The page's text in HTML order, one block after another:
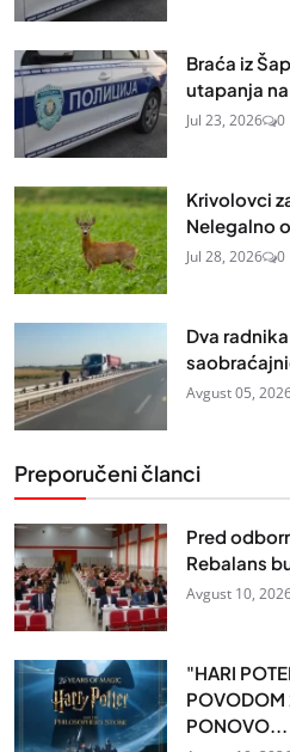
Braća iz
utapanja
Jul 23, 2026 0
Krivolovci
Nelegalno
Jul 28, 2026 0
Dva
Avgust 05,
Preporučeni članci
Pred
Rebalans
Avgust 10,
"HARI
POVODOM
PONOVO...